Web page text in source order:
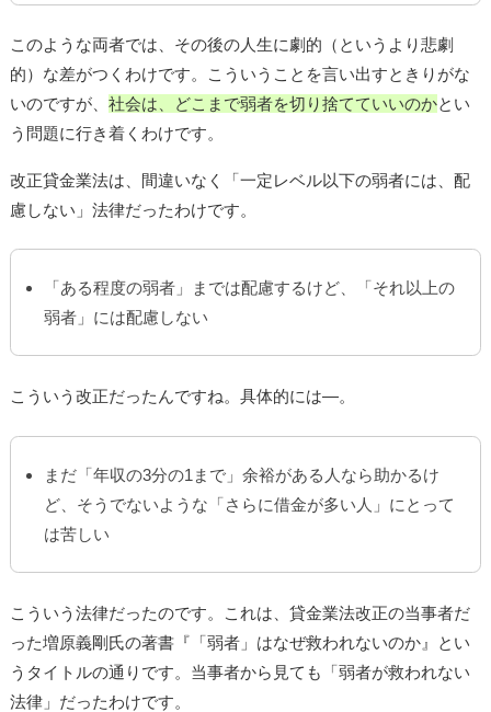
このような両者では、その後の人生に劇的（というより悲劇
的）な差がつくわけです。こういうことを言い出すときりがな
いのですが、社会は、どこまで弱者を切り捨てていいのかとい
う問題に行き着くわけです。
改正貸金業法は、間違いなく「一定レベル以下の弱者には、配
慮しない」法律だったわけです。
「ある程度の弱者」までは配慮するけど、「それ以上の
弱者」には配慮しない
こういう改正だったんですね。具体的には―。
まだ「年収の3分の1まで」余裕がある人なら助かるけ
ど、そうでないような「さらに借金が多い人」にとって
は苦しい
こういう法律だったのです。これは、貸金業法改正の当事者だ
った増原義剛氏の著書『「弱者」はなぜ救われないのか』とい
うタイトルの通りです。当事者から見ても「弱者が救われない
法律」だったわけです。